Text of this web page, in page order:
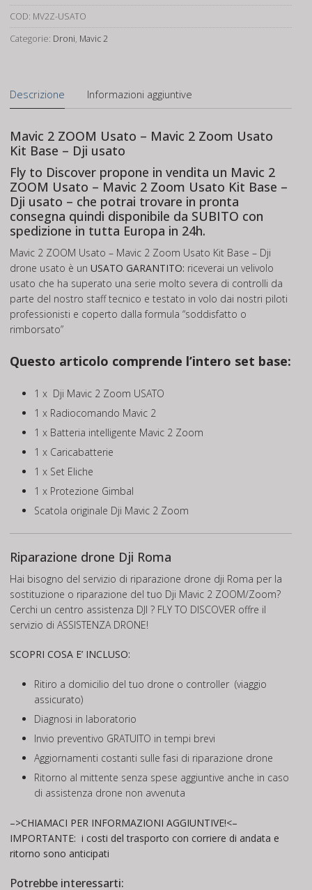
Zoom
Usato
quantità
COD: MV2Z-USATO
Categorie: Droni, Mavic 2
Descrizione Informazioni aggiuntive
Mavic 2 ZOOM Usato – Mavic 2 Zoom Usato
Kit Base – Dji usato
Fly to Discover propone in vendita un Mavic 2
ZOOM Usato – Mavic 2 Zoom Usato Kit Base –
Dji usato – che potrai trovare in pronta
consegna quindi disponibile da SUBITO con
spedizione in tutta Europa in 24h.
Mavic 2 ZOOM Usato – Mavic 2 Zoom Usato Kit Base – Dji
drone usato è un USATO GARANTITO: riceverai un velivolo
usato che ha superato una serie molto severa di controlli da
parte del nostro staff tecnico e testato in volo dai nostri piloti
professionisti e coperto dalla formula “soddisfatto o
rimborsato”
Questo articolo comprende l’intero set base:
1 x Dji Mavic 2 Zoom USATO
1 x Radiocomando Mavic 2
1 x Batteria intelligente Mavic 2 Zoom
1 x Caricabatterie
1 x Set Eliche
1 x Protezione Gimbal
Scatola originale Dji Mavic 2 Zoom
Riparazione drone Dji Roma
Hai bisogno del servizio di riparazione drone dji Roma per la
sostituzione o riparazione del tuo Dji Mavic 2 ZOOM/Zoom?
Cerchi un centro assistenza DJI ? FLY TO DISCOVER offre il
servizio di ASSISTENZA DRONE!
SCOPRI COSA E’ INCLUSO:
Ritiro a domicilio del tuo drone o controller (viaggio
assicurato)
Diagnosi in laboratorio
Invio preventivo GRATUITO in tempi brevi
Aggiornamenti costanti sulle fasi di riparazione drone
Ritorno al mittente senza spese aggiuntive anche in caso
di assistenza drone non avvenuta
–>CHIAMACI PER INFORMAZIONI AGGIUNTIVE!<–
IMPORTANTE: i costi del trasporto con corriere di andata e
ritorno sono anticipati
Potrebbe interessarti: